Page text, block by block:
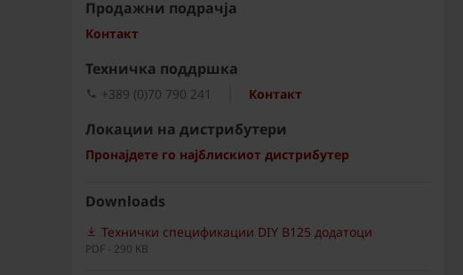
Продажни подрачја
Контакт
Техничка поддршка
Контакт
+389 (0)70 790 241
Локации на дистрибутери
Пронајдете го најблискиот дистрибутер
Downloads
Технички спецификации DIY B125 додатоци
PDF - 290 KB